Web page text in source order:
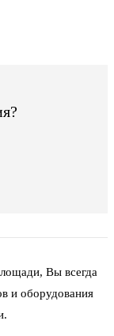
Вы всегда
и оборудования